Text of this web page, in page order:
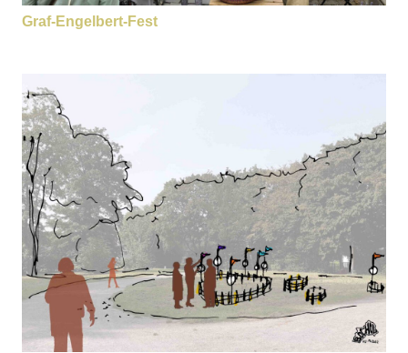
Graf-Engelbert-Fest